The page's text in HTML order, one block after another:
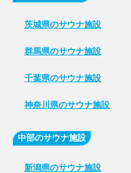
茨城県のサウナ施設
群馬県のサウナ施設
千葉県のサウナ施設
神奈川県のサウナ施設
中部のサウナ施設
新潟県のサウナ施設